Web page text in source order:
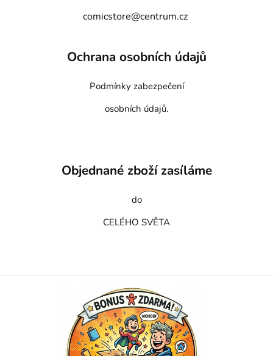
comicstore@centrum.cz
Ochrana osobních údajů
Podmínky zabezpečení
osobních údajů.
Objednané zboží zasíláme
do
CELÉHO SVĚTA